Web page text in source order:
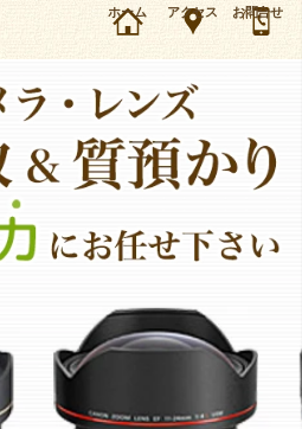
S 300mm F2.8 Dを4万円で買取・質預かりしま
入れは大阪・豊中の質屋マルカにお任せ下さい。
ホーム アクセス お問合せ